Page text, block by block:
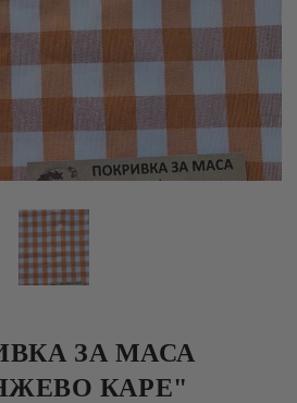
ЗА МАСА
КАРЕ"